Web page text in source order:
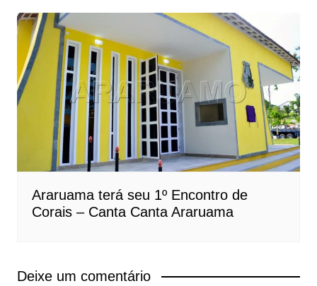
Araruama terá seu 1º Encontro de
Corais – Canta Canta Araruama
Deixe um comentário